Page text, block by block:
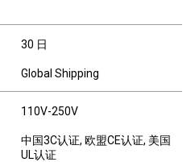
30 日
Global Shipping
110V-250V
中国3C认证, 欧盟CE认证, 美国
UL认证